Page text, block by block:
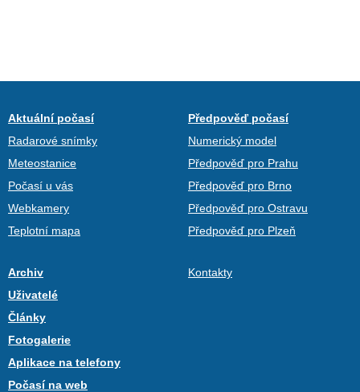
Aktuální počasí
Radarové snímky
Meteostanice
Počasí u vás
Webkamery
Teplotní mapa
Předpověď počasí
Numerický model
Předpověď pro Prahu
Předpověď pro Brno
Předpověď pro Ostravu
Předpověď pro Plzeň
Archiv
Uživatelé
Články
Fotogalerie
Aplikace na telefony
Počasí na web
Kontakty